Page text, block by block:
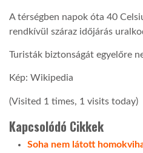
LINKTR.EE
DOBRAVERO.HU
LATIMO.HU
A térségben napok óta 40
rendkívül száraz időjárás
Turisták biztonságát egyelőre
Kép: Wikipedia
(Visited 1 times, 1 visits today)
Kapcsolódó Cikkek
Soha nem látott